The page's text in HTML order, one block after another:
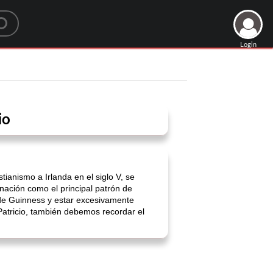
Login
a Irlanda en el siglo V, se
como el principal patrón de
Guinness y estar excesivamente
también debemos recordar el